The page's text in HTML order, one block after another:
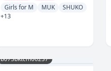
Girls for M
MUK
SHUKO
+13
b073bktcm06237